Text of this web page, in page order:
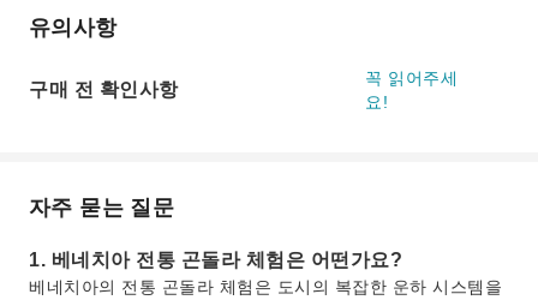
유의사항
구매 전 확인사항
꼭 읽어주세
요!
자주 묻는 질문
1. 베네치아 전통 곤돌라 체험은 어떤가요?
베네치아의 전통 곤돌라 체험은 도시의 복잡한 운하 시스템을